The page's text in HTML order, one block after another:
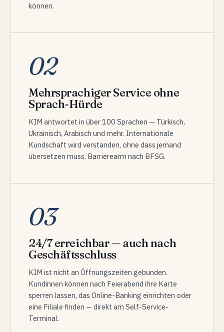
können.
02
Mehrsprachiger Service ohne
Sprach-Hürde
KIM antwortet in über 100 Sprachen — Türkisch,
Ukrainisch, Arabisch und mehr. Internationale
Kundschaft wird verstanden, ohne dass jemand
übersetzen muss. Barrierearm nach BFSG.
03
24/7 erreichbar — auch nach
Geschäftsschluss
KIM ist nicht an Öffnungszeiten gebunden.
Kundinnen können nach Feierabend ihre Karte
sperren lassen, das Online-Banking einrichten oder
eine Filiale finden — direkt am Self-Service-
Terminal.